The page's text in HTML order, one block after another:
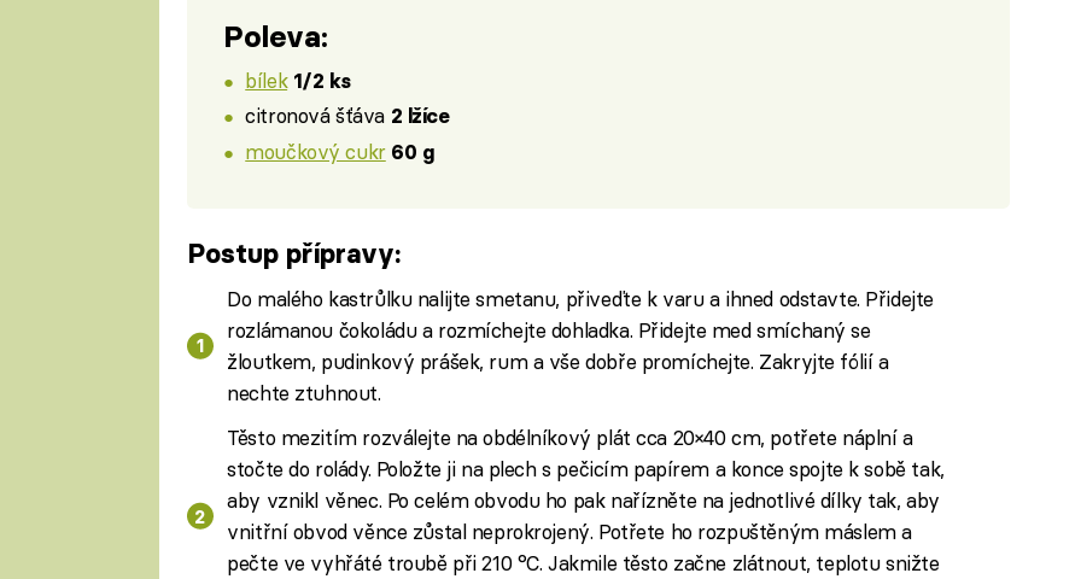
Poleva:
bílek 1/2 ks
citronová šťáva 2 lžíce
moučkový cukr 60 g
Postup přípravy:
Do malého kastrůlku nalijte smetanu, přiveďte k varu a ihned odstavte. Přidejte
rozlámanou čokoládu a rozmíchejte dohladka. Přidejte med smíchaný se
žloutkem, pudinkový prášek, rum a vše dobře promíchejte. Zakryjte fólií a
nechte ztuhnout.
Těsto mezitím rozválejte na obdélníkový plát cca 20×40 cm, potřete náplní a
stočte do rolády. Položte ji na plech s pečicím papírem a konce spojte k sobě tak,
aby vznikl věnec. Po celém obvodu ho pak nařízněte na jednotlivé dílky tak, aby
vnitřní obvod věnce zůstal neprokrojený. Potřete ho rozpuštěným máslem a
pečte ve vyhřáté troubě při 210 °C. Jakmile těsto začne zlátnout, teplotu snižte